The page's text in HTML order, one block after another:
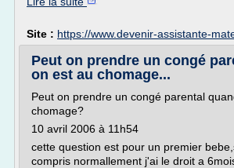
Site : https://www.devenir-assistante-
Peut on prendre un congé
on est au chomage...
Peut on prendre un congé parental
chomage?
10 avril 2006 à 11h54
cette question est pour un premier
compris normallement j'ai le droit a